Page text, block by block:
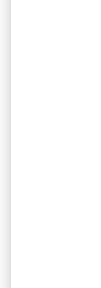
par
est
de
à
A partir